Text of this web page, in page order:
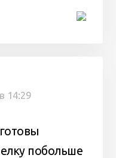
14:29
побольше